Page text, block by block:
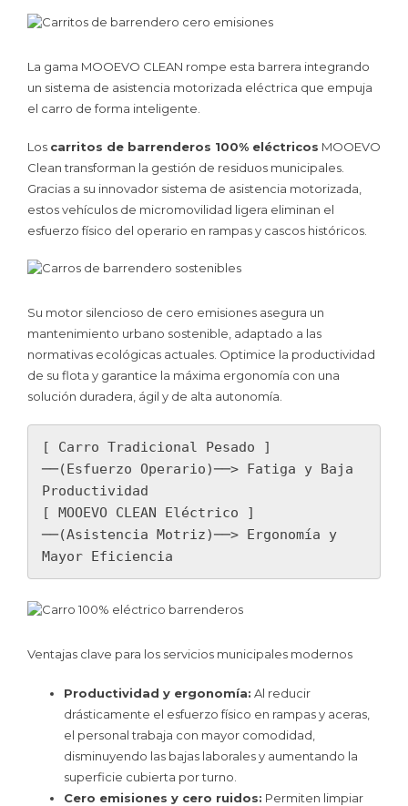
La gama MOOEVO CLEAN rompe esta barrera integrando
un sistema de asistencia motorizada eléctrica que empuja
el carro de forma inteligente.
Los carritos de barrenderos 100% eléctricos MOOEVO
Clean transforman la gestión de residuos municipales.
Gracias a su innovador sistema de asistencia motorizada,
estos vehículos de micromovilidad ligera eliminan el
esfuerzo físico del operario en rampas y cascos históricos.
Su motor silencioso de cero emisiones asegura un
mantenimiento urbano sostenible, adaptado a las
normativas ecológicas actuales. Optimice la productividad
de su flota y garantice la máxima ergonomía con una
solución duradera, ágil y de alta autonomía.
[ Carro Tradicional Pesado ]
──(Esfuerzo Operario)──> Fatiga y Baja
Productividad
[ MOOEVO CLEAN Eléctrico ]
──(Asistencia Motriz)──> Ergonomía y
Ventajas clave para los servicios municipales modernos
Productividad y ergonomía: Al reducir
drásticamente el esfuerzo físico en rampas y aceras,
el personal trabaja con mayor comodidad,
disminuyendo las bajas laborales y aumentando la
superficie cubierta por turno.
Cero emisiones y cero ruidos: Permiten limpiar